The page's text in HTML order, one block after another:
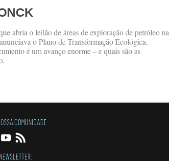
abria o leilão de áreas de exploração de petróleo na
o Plano de Transformação Ecológica.
é um avanço enorme – e quais são as
COMUNIDADE